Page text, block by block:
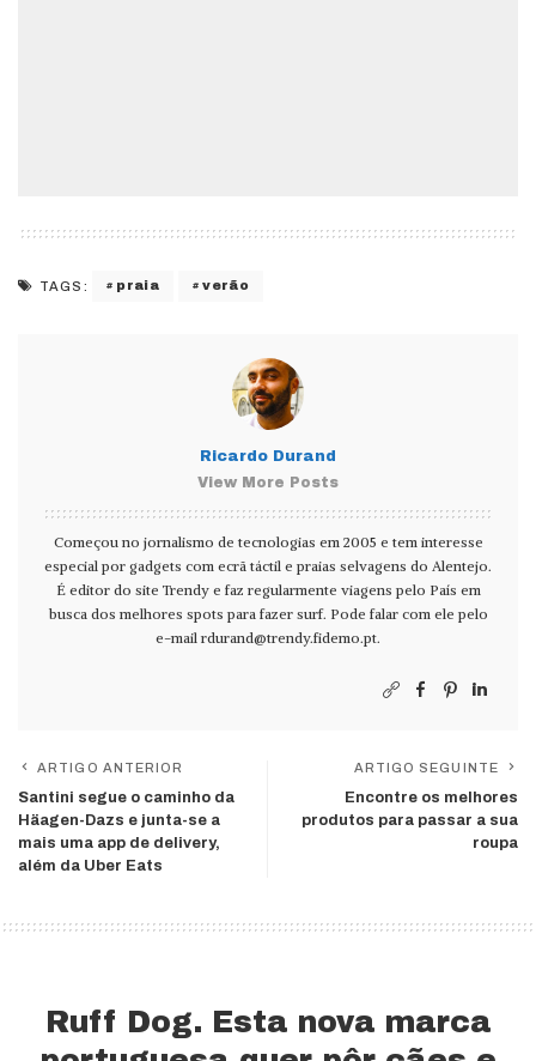
TAGS: praia verão
Ricardo Durand
View More Posts
Começou no jornalismo de tecnologias em 2005 e tem interesse
especial por gadgets com ecrã táctil e praias selvagens do Alentejo.
É editor do site Trendy e faz regularmente viagens pelo País em
busca dos melhores spots para fazer surf. Pode falar com ele pelo
e-mail rdurand@trendy.fidemo.pt.
ARTIGO ANTERIOR
Santini segue o caminho da
Häagen-Dazs e junta-se a
mais uma app de delivery,
além da Uber Eats
ARTIGO SEGUINTE
Encontre os melhores
produtos para passar a sua
roupa
Ruff Dog. Esta nova marca